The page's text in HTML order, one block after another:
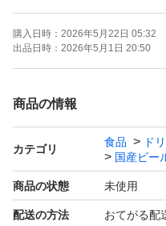
・アサヒ スタイルフリー
・アサヒ マルエフ ×2(26/
・キリン 晴れ風 ×4(26/11)
・アサヒ 贅沢搾り(26/11)
・キリン 本麒麟(26/10)
・キリン スプリングバレ
・タカラ 缶チューハイレ
※（）内は賞味期限です
購入日時： 2026年5月22日 05:32
出品日時： 2026年5月1日 20:50
商品の情報
カテゴリ
食品 ド
国産ビー
商品の状態 未使用
配送の方法 おてがる配